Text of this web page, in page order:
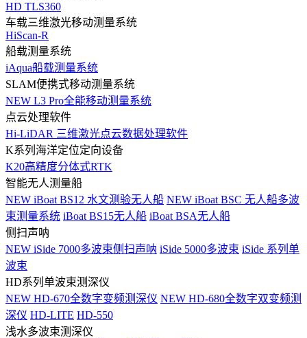
HD TLS360
车载三维激光移动测量系统
HiScan-R
船载测量系统
iAqua船载测量系统
SLAM便携式移动测量系统
NEW L3 Pro全能移动测量系统
点云处理软件
Hi-LiDAR 三维激光点云数据处理软件
K系列海洋定位定向设备
K20高精度分体式RTK
智能无人测量船
NEW iBoat BS12 水文测验无人船 NEW iBoat BSC 无人船多波
束测量系统 iBoat BS15无人船 iBoat BSA无人船
侧扫声呐
NEW iSide 7000多波束侧扫声呐 iSide 5000多波束 iSide 系列单
波束
HD系列单波束测深仪
NEW HD-670全数字变频测深仪 NEW HD-680全数字双变频测
深仪 HD-LITE HD-550
浅水多波束测深仪